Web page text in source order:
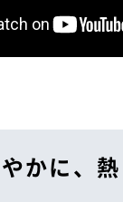
かに、熱